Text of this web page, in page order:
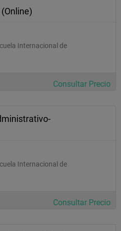
Electrónico. Mecanismos
Internacional de
Consultar Precio
Internacional de
Consultar Precio